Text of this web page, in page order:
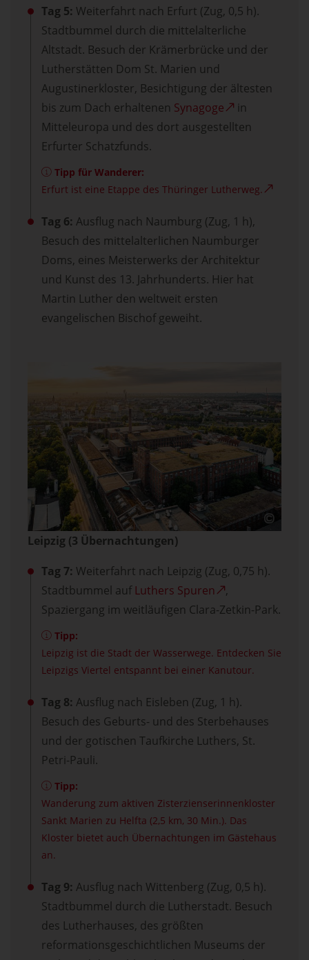
Tag 5: Weiterfahrt nach Erfurt (Zug, 0,5 h).
Stadtbummel durch die mittelalterliche
Altstadt. Besuch der Krämerbrücke und der
Lutherstätten Dom St. Marien und
Augustinerkloster, Besichtigung der ältesten
bis zum Dach erhaltenen Synagoge
in
Mitteleuropa und des dort ausgestellten
Erfurter Schatzfunds.
Tipp für Wanderer:
Erfurt ist eine Etappe des Thüringer Lutherweg.
Tag 6: Ausflug nach Naumburg (Zug, 1 h),
Besuch des mittelalterlichen Naumburger
Doms, eines Meisterwerks der Architektur
und Kunst des 13. Jahrhunderts. Hier hat
Martin Luther den weltweit ersten
evangelischen Bischof geweiht.
Leipzig (3 Übernachtungen)
Tag 7: Weiterfahrt nach Leipzig (Zug, 0,75 h).
Stadtbummel auf Luthers Spuren
,
Spaziergang im weitläufigen Clara-Zetkin-Park.
Tipp:
Leipzig ist die Stadt der Wasserwege. Entdecken Sie
Leipzigs Viertel entspannt bei einer Kanutour.
Tag 8: Ausflug nach Eisleben (Zug, 1 h).
Besuch des Geburts- und des Sterbehauses
und der gotischen Taufkirche Luthers, St.
Petri-Pauli.
Tipp:
Wanderung zum aktiven Zisterzienserinnenkloster
Sankt Marien zu Helfta (2,5 km, 30 Min.). Das
Kloster bietet auch Übernachtungen im Gästehaus
an.
Tag 9: Ausflug nach Wittenberg (Zug, 0,5 h).
Stadtbummel durch die Lutherstadt. Besuch
des Lutherhauses, des größten
reformationsgeschichtlichen Museums der